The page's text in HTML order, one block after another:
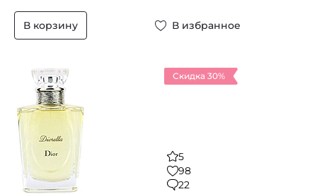
В корзину В избранное
Скидка 30%
5
98
22